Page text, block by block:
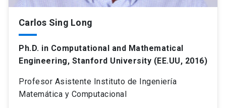
Carlos Sing Long
Ph.D. in Computational and Mathematical
Engineering, Stanford University (EE.UU, 2016)
Profesor Asistente Instituto de Ingeniería
Matemática y Computacional